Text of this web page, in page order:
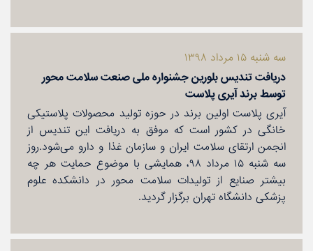
سه شنبه ۱۵ مرداد ۱۳۹۸
دریافت تندیس بلورین جشنواره ملی صنعت سلامت محور
توسط برند آیری پلاست
آیری پلاست اولین برند در حوزه تولید محصولات پلاستیكی
خانگی در كشور است كه موفق به دریافت این تندیس از
انجمن ارتقای سلامت ایران و سازمان غذا و دارو می‌شود.روز
سه شنبه ۱۵ مرداد ۹۸، همایشی با موضوع حمایت هر چه
بیشتر صنایع از تولیدات سلامت محور در دانشكده علوم
پزشكی دانشگاه تهران برگزار گردید.